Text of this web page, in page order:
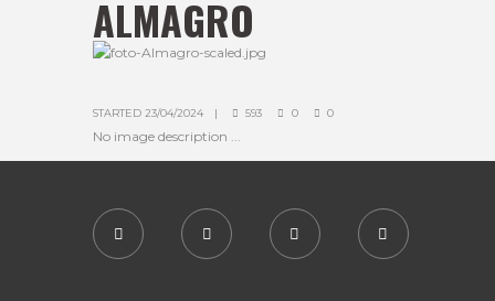
ALMAGRO
STARTED 23/04/2024 593 0 0
No image description ...